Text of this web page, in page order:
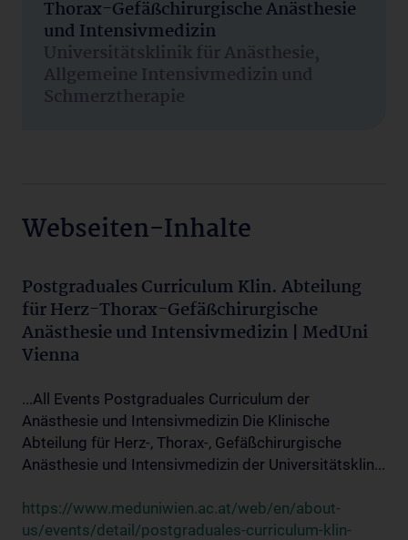
Thorax-Gefäßchirurgische Anästhesie
und Intensivmedizin
Universitätsklinik für Anästhesie,
Allgemeine Intensivmedizin und
Schmerztherapie
Webseiten-Inhalte
Postgraduales Curriculum Klin. Abteilung
für Herz-Thorax-Gefäßchirurgische
Anästhesie und Intensivmedizin | MedUni
Vienna
...All Events Postgraduales Curriculum der
Anästhesie und Intensivmedizin Die Klinische
Abteilung für Herz-, Thorax-, Gefäßchirurgische
Anästhesie und Intensivmedizin der Universitätsklin...
https://www.meduniwien.ac.at/web/en/about-
us/events/detail/postgraduales-curriculum-klin-